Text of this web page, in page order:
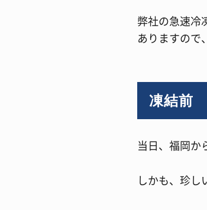
弊社の急速冷
ありますので
凍結前
当日、福岡か
しかも、珍し